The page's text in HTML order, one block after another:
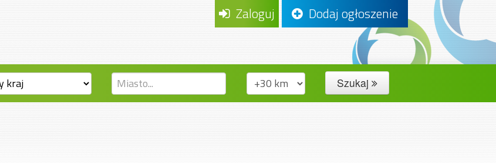
Zaloguj Dodaj ogłoszenie
Szukaj